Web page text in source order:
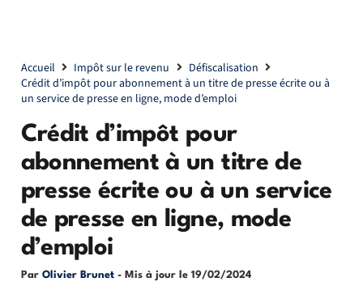
Accueil Impôt sur le revenu
Défiscalisation
Crédit d’impôt pour abonnement à un titre de presse écrite ou à
un service de presse en ligne, mode d’emploi
Crédit d’impôt pour
abonnement à un titre de
presse écrite ou à un service
de presse en ligne, mode
d’emploi
Par Olivier Brunet - Mis à jour le 19/02/2024